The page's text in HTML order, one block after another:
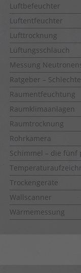
Luftbefeuchter
Luftentfeuchter
Lufttrocknung
Lüftungsschlauch
Messung
Ratgeber –
Raumentfeuchtung
Raumklimaanlagen
Raumtrocknung
Rohrkamera
Schimmel – die
Trockengeräte
Wallscanner
Wärmemessung